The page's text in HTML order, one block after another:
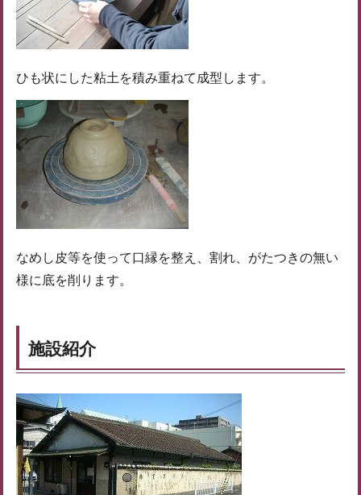
ひも状にした粘土を積み重ねて成型します。
なめし皮等を使って口縁を整え、割れ、がたつきの無い
様に底を削ります。
施設紹介